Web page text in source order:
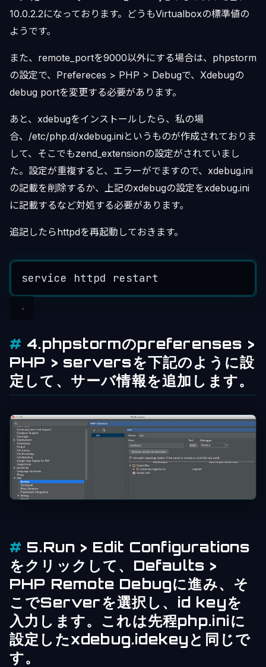
10.0.2.2になっております。どうもVirtualboxの標準値の
ようです。
また、remote_portを9000以外にする場合は、phpstorm
の設定で、Prefereces > PHP > Debugで、Xdebugの
debug portを変更する必要があります。
あと、xdebugをインストールしたら、私の場
合、/etc/php.d/xdebug.iniというものが作成されておりま
して、そこでもzend_extensionの設定がされていまし
た。設定が重複すると、エラーがでますので、xdebug.ini
の記載を削除するか、上記のxdebugの設定をxdebug.ini
に記載するなど対処する必要があります。
追記したらhttpdを再起動しておきます。
service httpd restart
4.phpstormのpreferenses >
PHP > serversを下記のように設
定して、サーバ情報を追加します。
5.Run > Edit Configurations
をクリックして、Defaults >
PHP Remote Debugに進み、そ
こでServerを選択し、id keyを
入力します。これは先程php.iniに
設定したxdebug.idekeyと同じで
す。